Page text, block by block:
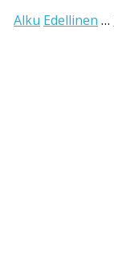
Alku Edellinen …